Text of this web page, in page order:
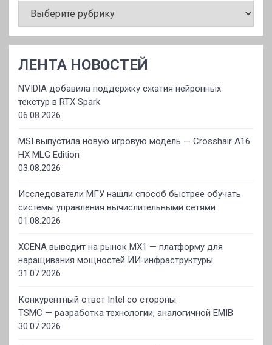
ЛЕНТА НОВОСТЕЙ
NVIDIA добавила поддержку сжатия нейронных
текстур в RTX Spark
06.08.2026
MSI выпустила новую игровую модель — Crosshair A16
HX MLG Edition
03.08.2026
Исследователи МГУ нашли способ быстрее обучать
системы управления вычислительными сетями
01.08.2026
XCENA выводит на рынок MX1 — платформу для
наращивания мощностей ИИ‑инфраструктуры
31.07.2026
Конкурентный ответ Intel со стороны
TSMC — разработка технологии, аналогичной EMIB
30.07.2026